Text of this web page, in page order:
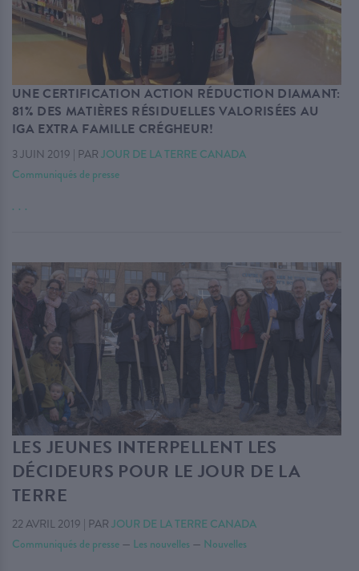
UNE CERTIFICATION ACTION RÉDUCTION DIAMANT:
81% DES MATIÈRES RÉSIDUELLES VALORISÉES AU
IGA EXTRA FAMILLE CRÉGHEUR!
3 JUIN 2019 | PAR JOUR DE LA TERRE CANADA
Communiqués de presse
. . .
LES JEUNES INTERPELLENT LES
DÉCIDEURS POUR LE JOUR DE LA
TERRE
22 AVRIL 2019 | PAR JOUR DE LA TERRE CANADA
Communiqués de presse — Les nouvelles — Nouvelles